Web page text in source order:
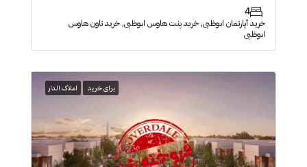
4
خرید آپارتمان ابوظبی, خرید پنت هاوس ابوظبی, خرید تاون هاوس
ابوظبی
برای خرید املاک الدار